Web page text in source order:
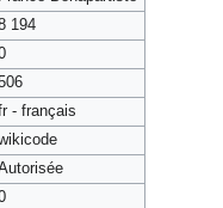
194
- français